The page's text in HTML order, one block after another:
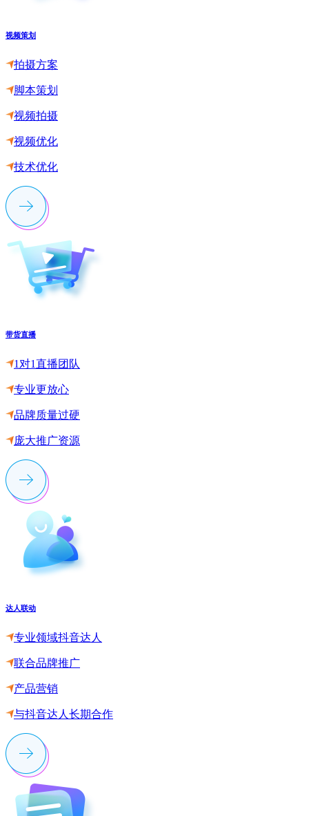
视频策划
拍摄方案
脚本策划
视频拍摄
视频优化
技术优化
带货直播
1对1直播团队
专业更放心
品牌质量过硬
庞大推广资源
达人联动
专业领域抖音达人
联合品牌推广
产品营销
与抖音达人长期合作